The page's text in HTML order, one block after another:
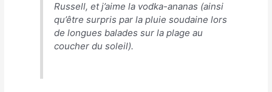
Russell, et j’aime la vodka-ananas (ainsi
qu’être surpris par la pluie soudaine lors
de longues balades sur la plage au
coucher du soleil).